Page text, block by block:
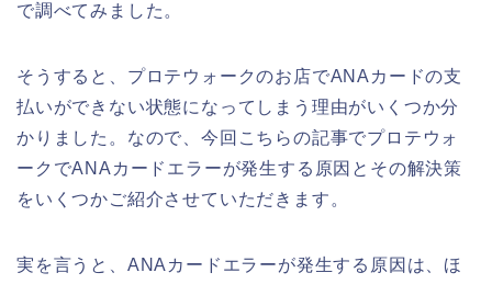
で調べてみました。
そうすると、プロテウォークのお店でANAカードの支
払いができない状態になってしまう理由がいくつか分
かりました。なので、今回こちらの記事でプロテウォ
ークでANAカードエラーが発生する原因とその解決策
をいくつかご紹介させていただきます。
実を言うと、ANAカードエラーが発生する原因は、ほ